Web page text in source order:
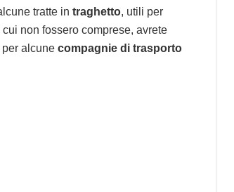
tratte in traghetto, utili per
non fossero comprese, avrete
alcune compagnie di trasporto